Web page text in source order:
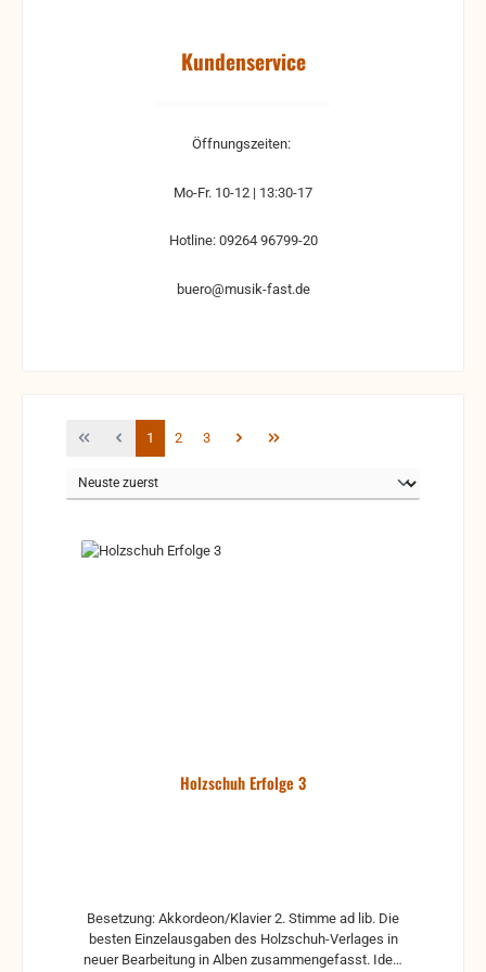
Kundenservice
Öffnungszeiten:
Mo-Fr. 10-12 | 13:30-17
Hotline: 09264 96799-20
buero@musik-fast.de
Seite
1 Seite
2 Seite
3
Holzschuh Erfolge 3
Besetzung: Akkordeon/Klavier 2. Stimme ad lib. Die
besten Einzelausgaben des Holzschuh-Verlages in
neuer Bearbeitung in Alben zusammengefasst. Ideal